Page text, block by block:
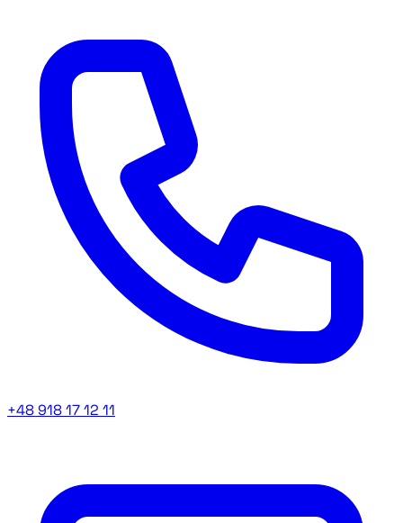
+48 918 17 12 11